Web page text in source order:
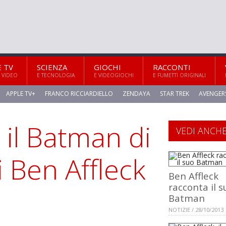
TV
VIDEO
SCIENZA
E TECNOLOGIA
GIOCHI
E VIDEOGIOCHI
RACCONTI
E FUMETTI ORIGINALI
APPLE TV+ FRANCO RICCIARDIELLO ZENDAYA STAR TREK
Batman di
Affleck
VEDI
Ben Affleck
racconta il
Batman
NOTIZIE / 28/10/2013